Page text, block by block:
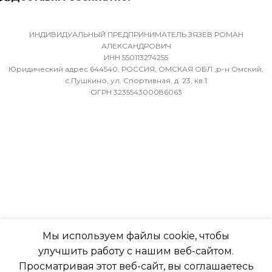
МИН. РАБОЧАЯ ТЕМПЕРАТУРА
ЭФФЕКТИВЕН ДЛЯ
ПОМЕЩ. ПЛОЩАДЬЮ
ДО
247
ИНДИВИДУАЛЬНЫЙ ПРЕДПРИНИМАТЕЛЬ ЗЯЗЕВ РОМАН
АЛЕКСАНДРОВИЧ
ИНН 550113274255
Юридический адрес 644540, РОССИЯ, ОМСКАЯ ОБЛ.,р-н Омский,
с.Пушкино, ул. Спортивная, д. 23, кв.1
ОГРН 323554300086063
Мы используем файлы cookie, чтобы
улучшить работу с нашим веб-сайтом.
Просматривая этот веб-сайт, вы соглашаетесь